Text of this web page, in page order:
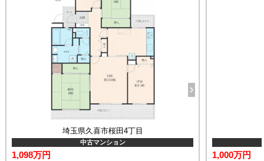
埼玉県久喜市桜田4丁目
中古マンション
1,098万円 1,000万円